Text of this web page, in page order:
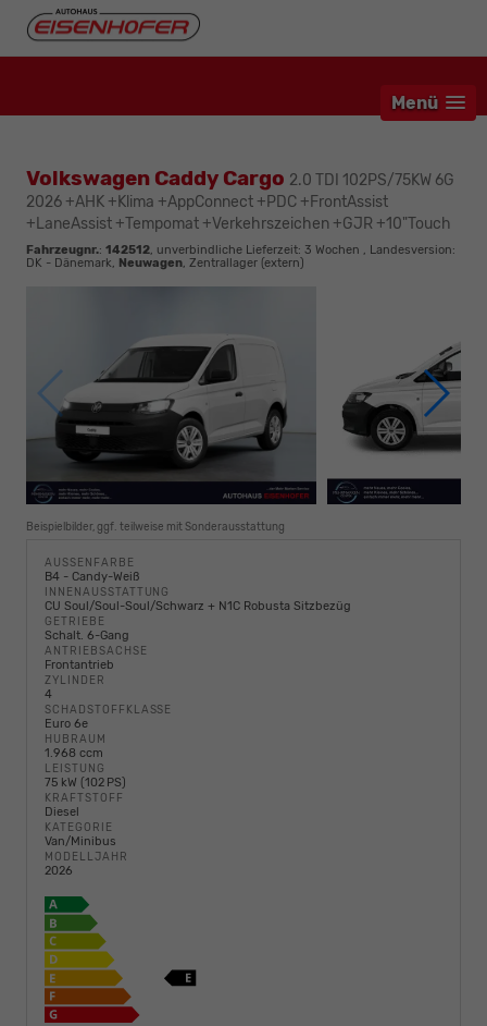
Menü
Volkswagen Caddy Cargo 2.0 TDI 102PS/75KW 6G
2026 +AHK +Klima +AppConnect +PDC +FrontAssist
+LaneAssist +Tempomat +Verkehrszeichen +GJR +10"Touch
Fahrzeugnr.: 142512, unverbindliche Lieferzeit: 3 Wochen , Landesversion:
DK - Dänemark, Neuwagen, Zentrallager (extern)
Beispielbilder, ggf. teilweise mit Sonderausstattung
AUSSENFARBE
B4 - Candy-Weiß
INNENAUSSTATTUNG
CU Soul/Soul-Soul/Schwarz + N1C Robusta Sitzbezüg
GETRIEBE
Schalt. 6-Gang
ANTRIEBSACHSE
Frontantrieb
ZYLINDER
4
SCHADSTOFFKLASSE
Euro 6e
HUBRAUM
1.968 ccm
LEISTUNG
75 kW (102 PS)
KRAFTSTOFF
Diesel
KATEGORIE
Van/Minibus
MODELLJAHR
2026